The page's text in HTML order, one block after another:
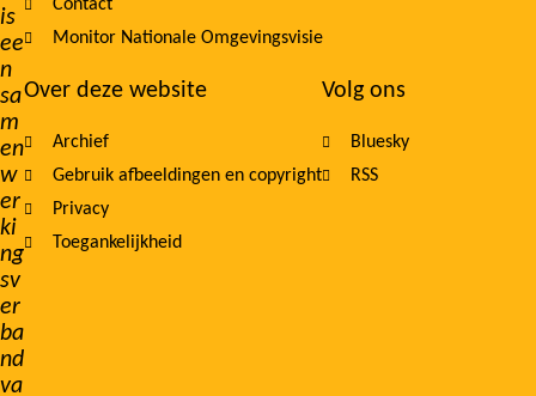
is
ee
n
sa
m
en
w
er
ki
ng
sv
er
ba
nd
va
Contact
Monitor Nationale Omgevingsvisie
Over deze website
Archief
Gebruik afbeeldingen en copyright
Privacy
Toegankelijkheid
Volg ons
Bluesky
RSS